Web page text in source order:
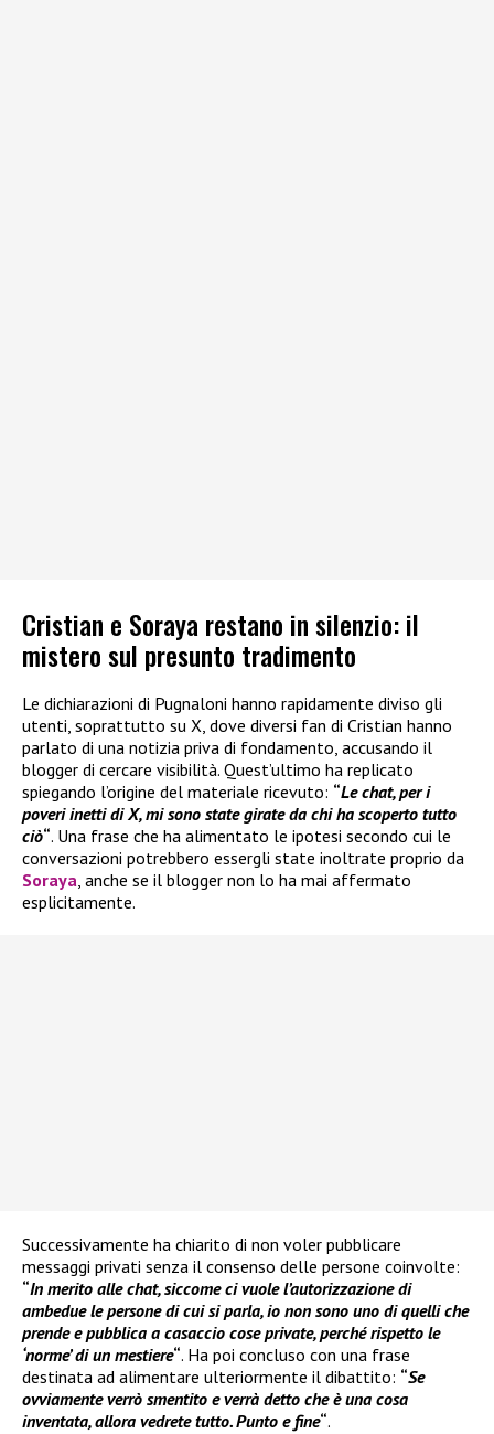
Cristian e Soraya restano in silenzio: il
mistero sul presunto tradimento
Le dichiarazioni di Pugnaloni hanno rapidamente diviso gli
utenti, soprattutto su X, dove diversi fan di Cristian hanno
parlato di una notizia priva di fondamento, accusando il
blogger di cercare visibilità. Quest’ultimo ha replicato
spiegando l’origine del materiale ricevuto: “Le chat, per i
poveri inetti di X, mi sono state girate da chi ha scoperto tutto
ciò“. Una frase che ha alimentato le ipotesi secondo cui le
conversazioni potrebbero essergli state inoltrate proprio da
Soraya, anche se il blogger non lo ha mai affermato
esplicitamente.
Successivamente ha chiarito di non voler pubblicare
messaggi privati senza il consenso delle persone coinvolte:
“In merito alle chat, siccome ci vuole l’autorizzazione di
ambedue le persone di cui si parla, io non sono uno di quelli che
prende e pubblica a casaccio cose private, perché rispetto le
‘norme’ di un mestiere“. Ha poi concluso con una frase
destinata ad alimentare ulteriormente il dibattito: “Se
ovviamente verrò smentito e verrà detto che è una cosa
inventata, allora vedrete tutto. Punto e fine“.